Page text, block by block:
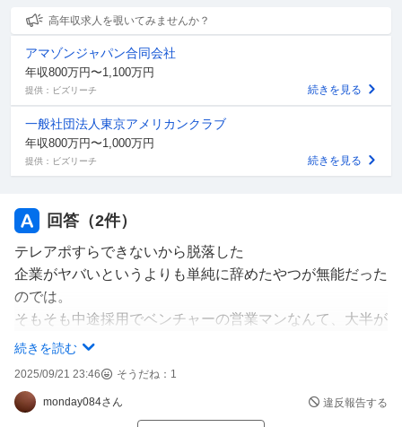
高年収求人を覗いてみませんか？
アマゾンジャパン合同会社
年収800万円〜1,100万円
提供：ビズリーチ 続きを見る
一般社団法人東京アメリカンクラブ
年収800万円〜1,000万円
提供：ビズリーチ 続きを見る
回答（2件）
テレアポすらできないから脱落した
企業がヤバいというよりも単純に辞めたやつが無能だった
のでは。
そもそも中途採用でベンチャーの営業マンなんて、大半が
そんなもんですよね。わかってて就職したんじゃないの？
ついですよ。
続きを読む
2025/09/21 23:46 そうだね： 1
monday084さん 違反報告する